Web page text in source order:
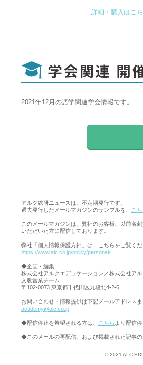
詳細・購入はこ
2021年12月の語学関連学会情報です。
アルク総研ニュースは、不定期発行です。
過去発行したメールマガジンのサンプルを、
こ
このメールマガジンは、弊社のお客様、以前名
いただいた方に配信しております。
弊社「個人情報保護方針」は、こちらをご覧く
https://www.alc.co.jp/policy/personal/
◆企画・編集
株式会社アルクエデュケーション／株式会社ア
文教営業チーム
〒102-0073 東京都千代田区九段北4-2-6
お問い合わせ・情報提供は下記メールアドレス
academy@alc.co.jp
◆配信停止を希望される方は、 こちら より配信
◆このメールの再配信、および掲載された記事
© 2021 ALC